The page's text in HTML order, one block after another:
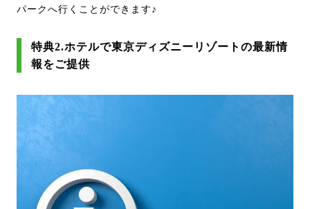
パークへ行くことができます♪
特典2.ホテルで東京ディズニーリゾートの最新情
報をご提供